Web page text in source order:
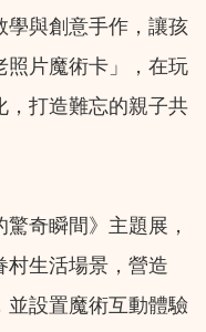
學與創意手作，讓孩
照片魔術卡」，在玩
，打造難忘的親子共
奇瞬間》主題展，
村生活場景，營造
並設置魔術互動體驗